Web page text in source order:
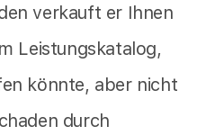
verkauft er Ihnen
Leistungskatalog,
könnte, aber nicht
durch